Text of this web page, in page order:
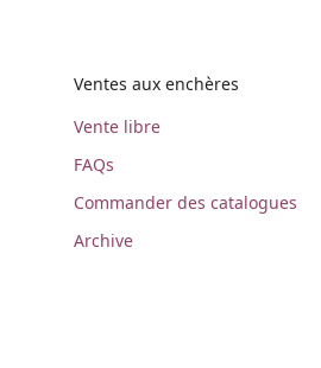
Ventes aux enchères
Vente libre
FAQs
Commander des catalogues
Archive